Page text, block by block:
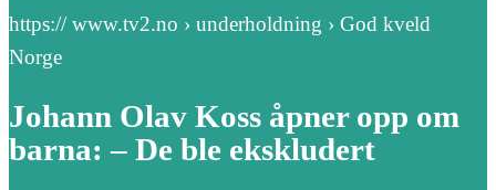
https:// www.tv2.no › underholdning › God kveld
Norge
Johann Olav Koss åpner opp om
barna: – De ble ekskludert